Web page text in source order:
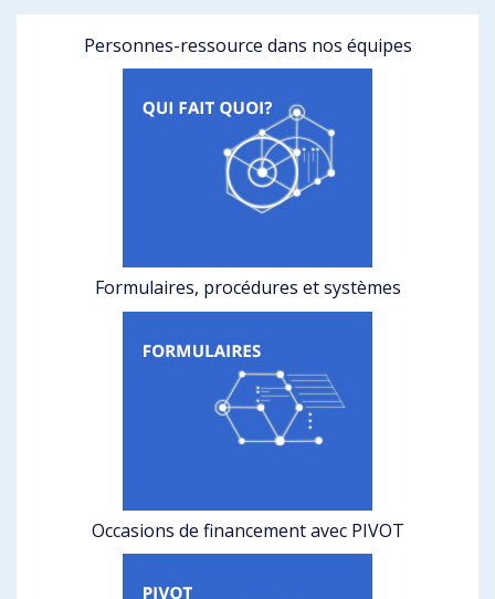
Personnes-ressource dans nos équipes
Formulaires, procédures et systèmes
Occasions de financement avec PIVOT